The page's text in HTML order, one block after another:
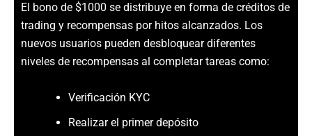
El bono de $1000 se distribuye en forma de créditos de
trading y recompensas por hitos alcanzados. Los
nuevos usuarios pueden desbloquear diferentes
niveles de recompensas al completar tareas como:
Verificación KYC
Realizar el primer depósito